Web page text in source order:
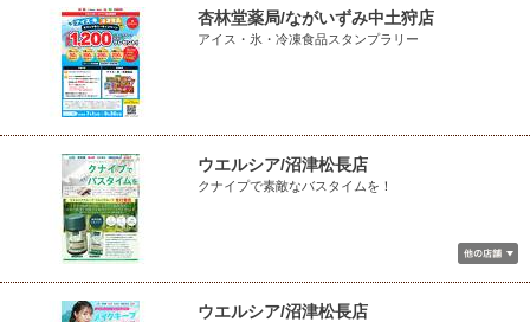
杏林堂薬局/ながいずみ中土狩店
アイス・氷・冷凍食品スタンプラリー
ウエルシア/沼津松長店
クナイプで素敵なバスタイムを！
ウエルシア/沼津松長店